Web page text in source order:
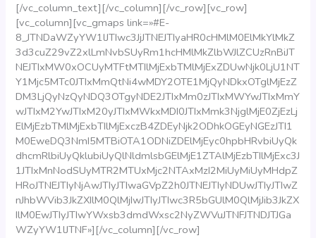
[/vc_column_text][/vc_column][/vc_row][vc_row]
[vc_column][vc_gmaps link=»#E-
8_JTNDaWZyYW1lJTIwc3JjJTNEJTIyaHR0cHMlM0ElMkYlMkZ
3d3cuZ29vZ2xlLmNvbSUyRm1hcHMlMkZlbWJlZCUzRnBiJT
NEJTIxMW0xOCUyMTFtMTIlMjExbTMlMjExZDUwNjk0LjU1NT
Y1Mjc5MTc0JTIxMmQtNi4wMDY2OTE1MjQyNDkxOTglMjEzZ
DM3LjQyNzQyNDQ3OTgyNDE2JTIxMm0zJTIxMWYwJTIxMmY
wJTIxM2YwJTIxM20yJTIxMWkxMDI0JTIxMmk3NjglMjE0ZjEzLj
ElMjEzbTMlMjExbTIlMjExczB4ZDEyNjk2ODhkOGEyNGEzJTI1
M0EweDQ3NmI5MTBiOTA1ODNiZDElMjEyc0hpbHRvbiUyQk
dhcmRlbiUyQklubiUyQlNldmlsbGElMjE1ZTAlMjEzbTIlMjExc3J
1JTIxMnNodSUyMTR2MTUxMjc2NTAxMzI2MiUyMiUyMHdpZ
HRoJTNEJTIyNjAwJTIyJTIwaGVpZ2h0JTNEJTIyNDUwJTIyJTIwZ
nJhbWVib3JkZXIlM0QlMjIwJTIyJTIwc3R5bGUlM0QlMjJib3JkZX
IlM0EwJTIyJTIwYWxsb3dmdWxsc2NyZWVuJTNFJTNDJTJGa
WZyYW1lJTNF»][/vc_column][/vc_row]